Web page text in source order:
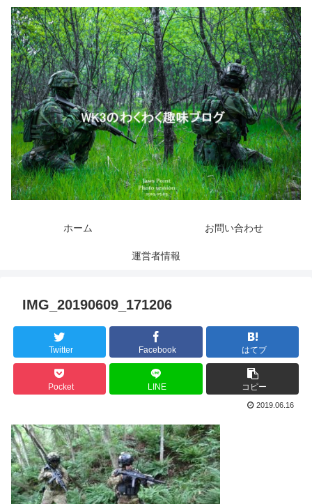
ホーム お問い合わせ
運営者情報
IMG_20190609_171206
Twitter Facebook はてブ
Pocket LINE コピー
2019.06.16